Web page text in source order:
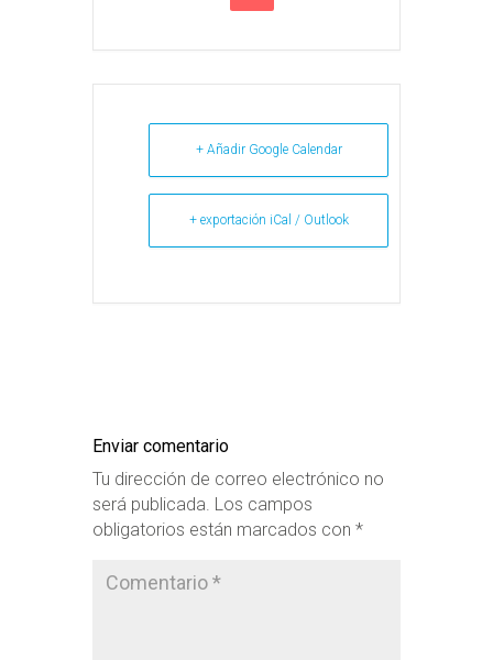
+ Añadir Google Calendar
+ exportación iCal / Outlook
Enviar comentario
Tu dirección de correo electrónico no
será publicada. Los campos
obligatorios están marcados con *